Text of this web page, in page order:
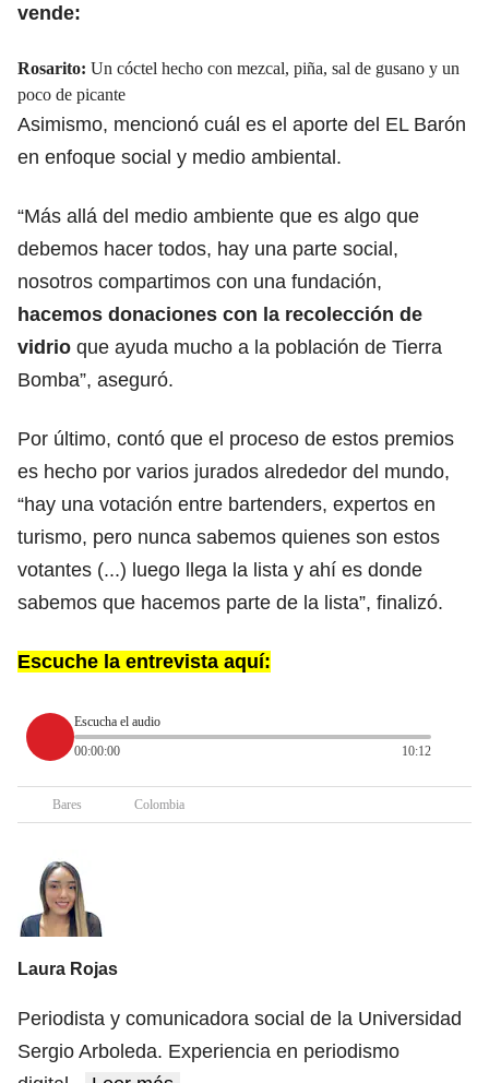
vende:
Rosarito: Un cóctel hecho con mezcal, piña, sal de gusano y un
poco de picante
Asimismo, mencionó cuál es el aporte del EL Barón
en enfoque social y medio ambiental.
“Más allá del medio ambiente que es algo que
debemos hacer todos, hay una parte social,
nosotros compartimos con una fundación,
hacemos donaciones con la recolección de
vidrio que ayuda mucho a la población de Tierra
Bomba”, aseguró.
Por último, contó que el proceso de estos premios
es hecho por varios jurados alrededor del mundo,
“hay una votación entre bartenders, expertos en
turismo, pero nunca sabemos quienes son estos
votantes (...) luego llega la lista y ahí es donde
sabemos que hacemos parte de la lista”, finalizó.
Escuche la entrevista aquí:
Escucha el audio
00:00:00
10:12
Bares Colombia
Laura Rojas
Periodista y comunicadora social de la Universidad
Sergio Arboleda. Experiencia en periodismo